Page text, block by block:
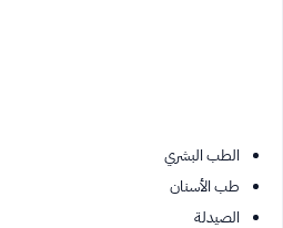
الطب البشري
طب الأسنان
الصيدلة